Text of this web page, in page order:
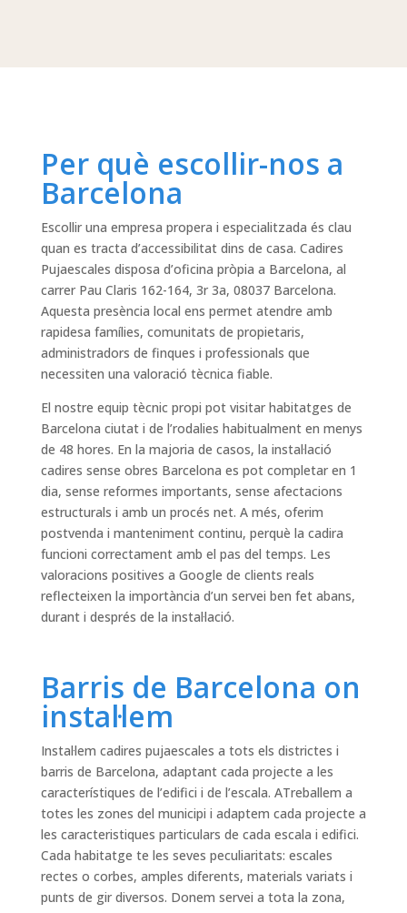
Per què escollir-nos a
Barcelona
Escollir una empresa propera i especialitzada és clau
quan es tracta d’accessibilitat dins de casa. Cadires
Pujaescales disposa d’oficina pròpia a Barcelona, al
carrer Pau Claris 162-164, 3r 3a, 08037 Barcelona.
Aquesta presència local ens permet atendre amb
rapidesa famílies, comunitats de propietaris,
administradors de finques i professionals que
necessiten una valoració tècnica fiable.
El nostre equip tècnic propi pot visitar habitatges de
Barcelona ciutat i de l’rodalies habitualment en menys
de 48 hores. En la majoria de casos, la instal·lació
cadires sense obres Barcelona es pot completar en 1
dia, sense reformes importants, sense afectacions
estructurals i amb un procés net. A més, oferim
postvenda i manteniment continu, perquè la cadira
funcioni correctament amb el pas del temps. Les
valoracions positives a Google de clients reals
reflecteixen la importància d’un servei ben fet abans,
durant i després de la instal·lació.
Barris de Barcelona on
instal·lem
Instal·lem cadires pujaescales a tots els districtes i
barris de Barcelona, adaptant cada projecte a les
característiques de l’edifici i de l’escala. ATreballem a
totes les zones del municipi i adaptem cada projecte a
les caracteristiques particulars de cada escala i edifici.
Cada habitatge te les seves peculiaritats: escales
rectes o corbes, amples diferents, materials variats i
punts de gir diversos. Donem servei a tota la zona,